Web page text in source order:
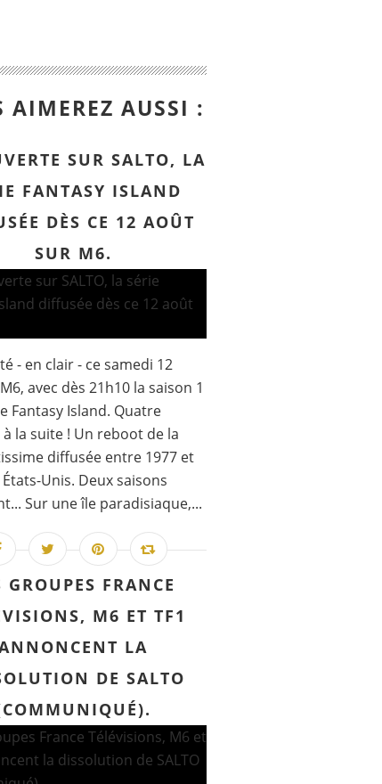
AIMEREZ AUSSI :
SUR SALTO, LA
FANTASY ISLAND
DÈS CE 12 AOÛT
SUR M6.
- en clair - ce samedi 12
avec dès 21h10 la saison 1
Fantasy Island. Quatre
la suite ! Un reboot de la
diffusée entre 1977 et
Unis. Deux saisons
Sur une île paradisiaque,...
GROUPES FRANCE
M6 ET TF1
LA
DE SALTO